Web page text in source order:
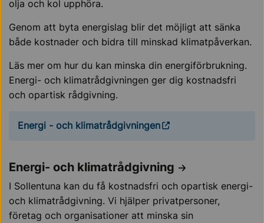
olja och kol upphöra.
Genom att byta energislag blir det möjligt att sänka
både kostnader och bidra till minskad klimatpåverkan.
Läs mer om hur du kan minska din energiförbrukning.
Energi- och klimatrådgivningen ger dig kostnadsfri
och opartisk rådgivning.
Energi - och klimatrådgivningen
Energi- och klimatrådgivning
I Sollentuna kan du få kostnadsfri och opartisk energi-
och klimatrådgivning. Vi hjälper privatpersoner,
företag och organisationer att minska sin